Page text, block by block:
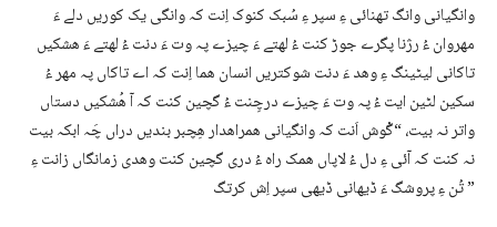
وانگیانی وانگ تھنائی ءِ سپر ءِ سُبک کنوک اِنت کہ وانگی یک کوریں دلے ءَ
مھروان ءُ رژنا پگرے جوڑ کنت ءُ لھتے ءَ چیزے پہ وت ءَ دنت ءُ لھتے ءَ ھشکیں
تاکانی لیٹینگ ءِ وھد ءَ دنت شوکتریں انسان ھما اِنت کہ اے تاکاں پہ مھر ءُ
سکین لٹین ایت ءُ پہ وت ءَ چیزے درچِنت ءُ گچین کنت کہ آ ھُشکیں دستاں
واتر نہ بیت، “گْوش اَنت کہ وانگیانی ھمراھدار ھِچبر بندیں دراں چَہ ابکہ بیت
نہ کنت کہ آئی ءِ دل ءُ لاپاں ھمک راہ ءُ دری گچین کنت وھدی زمانگاں زانت ءِ
تُن ءِ پروشگ ءَ ڈیھانی ڈیھی سپر اِش کرتگ ”